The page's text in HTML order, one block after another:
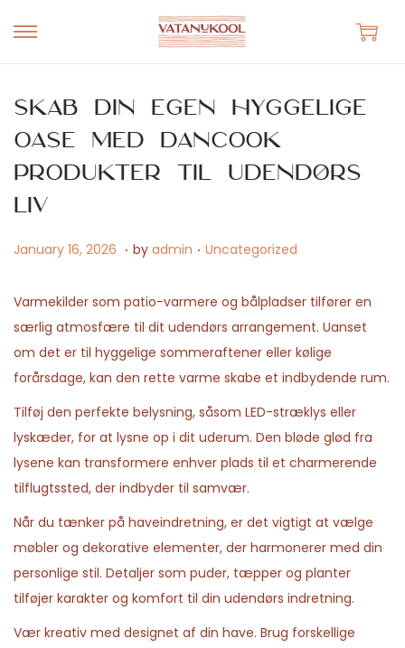
S
t
o
v
g
a
t
i
n
S
t
o
n
e
n
t
Skab din egen hyggelige
oase med Dancook
produkter til udendørs
liv
P
s
t
e
d
January 16, 2026 M
y
1
4
,
2
. by admin . P
s
t
e
d
Uncategorized
Varmekilder som patio-varmere og bålpladser tilfører en
særlig atmosfære til dit udendørs arrangement. Uanset
om det er til hyggelige sommeraftener eller kølige
forårsdage, kan den rette varme skabe et indbydende rum.
Tilføj den perfekte belysning, såsom LED-stræklys eller
lyskæder, for at lysne op i dit uderum. Den bløde glød fra
lysene kan transformere enhver plads til et charmerende
tilflugtssted, der indbyder til samvær.
Når du tænker på haveindretning, er det vigtigt at vælge
møbler og dekorative elementer, der harmonerer med din
personlige stil. Detaljer som puder, tæpper og planter
tilføjer karakter og komfort til din udendørs indretning.
Vær kreativ med designet af din have. Brug forskellige